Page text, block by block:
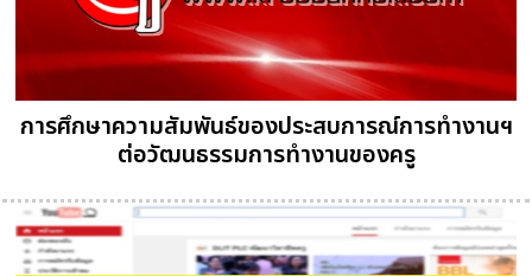
การศึกษาความสัมพันธ์ของประสบการณ์การทำงานฯ
ต่อวัฒนธรรมการทำงานของครู